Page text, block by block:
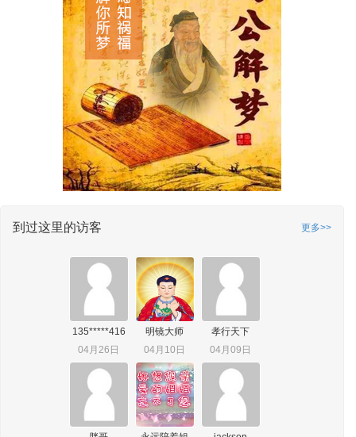
到过这里的访客 更多>>
135*****416
04月26日
明镜大师
04月10日
孝行天下
04月09日